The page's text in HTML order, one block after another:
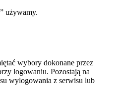
używamy.
wybory dokonane przez
logowaniu. Pozostają na
wylogowania z serwisu lub